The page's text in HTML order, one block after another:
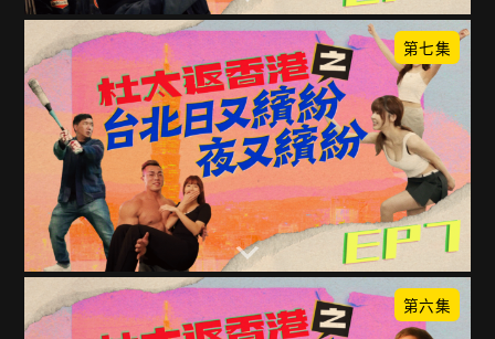
第七集
第六集